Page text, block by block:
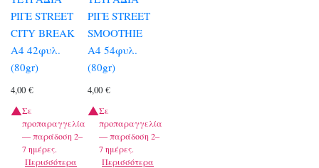
ΡΙΓΕ STREET
CITY BREAK
A4 42φυλ.
(80gr)
4,00 €
Σε
προπαραγγελία
— παράδοση 2–
7 ημέρες.
Περισσότερα
ΡΙΓΕ STREET
SMOOTHIE
A4 54φυλ.
(80gr)
4,00€
Σε
προπαραγγελία
— παράδοση 2–
7 ημέρες.
Περισσότερα